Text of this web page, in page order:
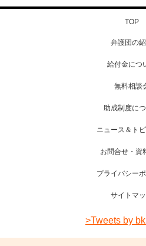
TOP
弁護団の
給付金につ
無料相談
助成制度に
ニュース＆ト
お問合せ・資
プライバシー
サイトマ
>Tweets by